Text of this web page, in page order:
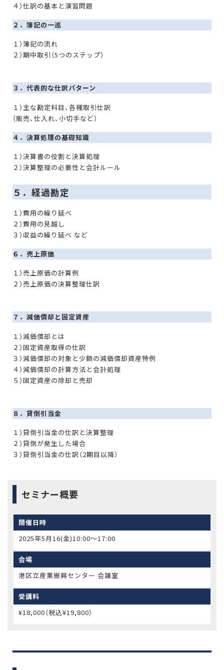
４）仕訳の基本と演習問題
２．簿記の一巡
１）簿記の流れ
２）期中取引（5つのステップ）
３．代表的な仕訳パターン
１）主な勘定科目、各種取引仕訳
（販売、仕入れ、小切手など）
４．決算処理の基礎知識
１）決算書の役割と決算処理
２）決算整理の必要性と会計ルール
５．経過勘定
１）費用の繰り延べ
２）費用の見越し
３）収益の繰り延べ など
６．売上原価
１）売上原価の計算例
２）売上原価の決算整理仕訳
７．減価償却と固定資産
１）減価償却とは
２）固定資産取得の仕訳
３）減価償却の対象と少額の減価償却資産特例
４）減価償却の計算方法と会計処理
５）固定資産の除却と売却
８．貸倒引当金
１）貸倒引当金の仕訳と決算整理
２）貸倒が発生した場合
３）貸倒引当金の仕訳（2期目以降）
セミナー概要
開催日時
2025年5月16(金)10:00～17:00
会場
港区立産業振興センター 会議室
受講料
¥18,000（税込¥19,800）